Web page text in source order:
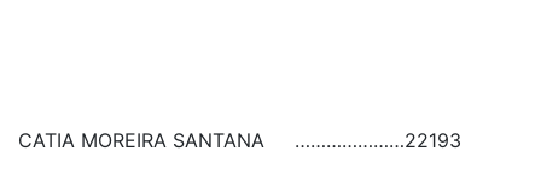
CATIA MOREIRA SANTANA …………………22193